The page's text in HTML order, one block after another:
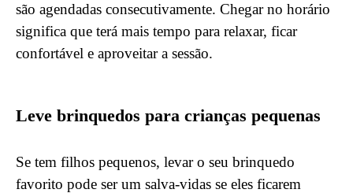
são agendadas consecutivamente. Chegar no horário
significa que terá mais tempo para relaxar, ficar
confortável e aproveitar a sessão.
Leve brinquedos para crianças pequenas
Se tem filhos pequenos, levar o seu brinquedo
favorito pode ser um salva-vidas se eles ficarem